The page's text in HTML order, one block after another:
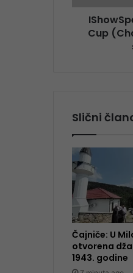
Cup
Slični
Čajniče: U
otvorena
1943. godine